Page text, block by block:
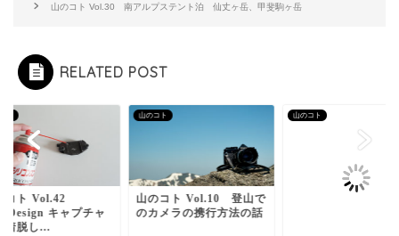
山のコト Vol.30 南アルプステント泊 仙丈ヶ岳、甲斐駒ヶ岳
RELATED POST
コト Vol.42
キャプチャ
着脱し...
山のコト
山のコト Vol.10 登山で
のカメラの携行方法の話
山のコト